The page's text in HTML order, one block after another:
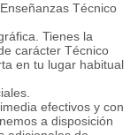
Técnico
Tienes la
carácter Técnico
en tu lugar habitual
efectivos y con
a disposición